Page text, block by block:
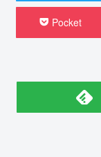
Pocket